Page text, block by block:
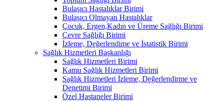
Bulaşıcı Hastalıklar Birimi
Bulaşıcı Olmayan Hastalıklar
Çocuk, Ergen,Kadın ve Üreme Sağlığı Birimi
Çevre Sağlığı Birimi
İzleme, Değerlendime ve İstatistik Birimi
Sağlık Hizmetleri Başkanlığı
Sağlık Hizmetleri Birimi
Kamu Sağlık Hizmetleri Birimi
Sağlık Hizmetleri İzleme, Değerlendirme ve
Denetimi Birimi
Özel Hastaneler Birimi